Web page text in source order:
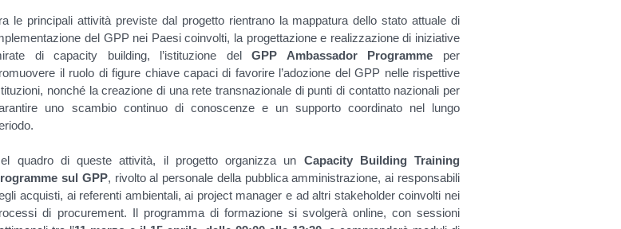
le principali attività previste dal progetto rientrano la mappatura dello stato attuale di
del GPP nei Paesi coinvolti, la progettazione e realizzazione di iniziative
di capacity building, l’istituzione delGPP Ambassador Programme per
il ruolo di figure chiave capaci di favorire l’adozione del GPP nelle rispettive
nonché la creazione di una rete transnazionale di punti di contatto nazionali per
uno scambio continuo di conoscenze e un supporto coordinato nel lungo
quadro di queste attività, il progetto organizza un Capacity Building Training
sul GPP, rivolto al personale della pubblica amministrazione, ai responsabili
acquisti, ai referenti ambientali, ai project manager e ad altri stakeholder coinvolti nei
di procurement. Il programma di formazione si svolgerà online, con sessioni